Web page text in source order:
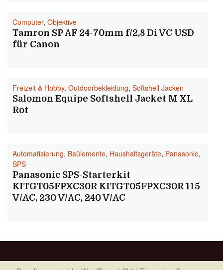
Computer, Objektive
Tamron SP AF 24-70mm f/2,8 Di VC USD
für Canon
Freizeit & Hobby, Outdoorbekleidung, Softshell Jacken
Salomon Equipe Softshell Jacket M XL
Rot
Automatisierung, Baülemente, Haushaltsgeräte, Panasonic,
SPS
Panasonic SPS-Starterkit
KITGT05FPXC30R KITGT05FPXC30R 115
V/AC, 230 V/AC, 240 V/AC